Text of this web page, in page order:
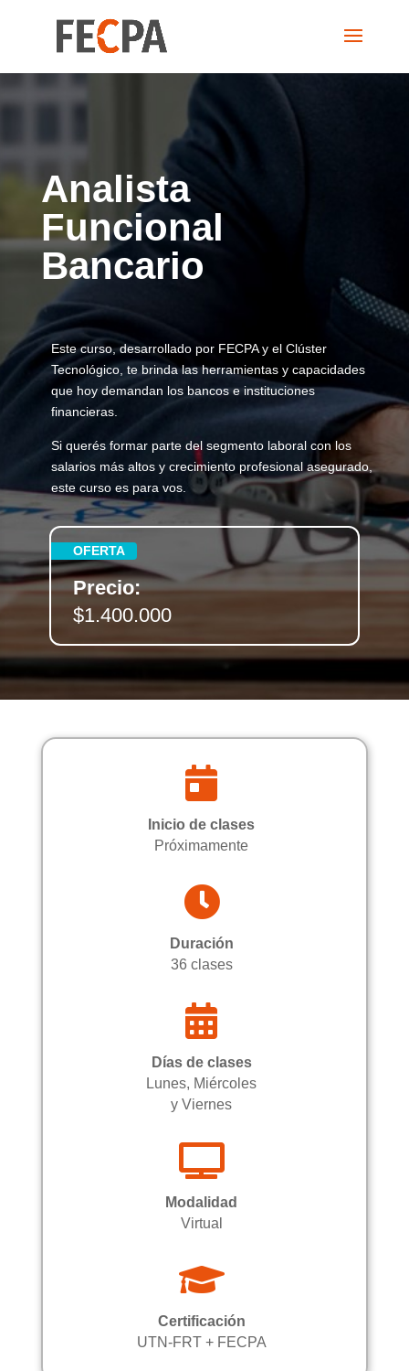
Analista
Funcional
Bancario
Este curso, desarrollado por FECPA y el Clúster
Tecnológico, te brinda las herramientas y capacidades
que hoy demandan los bancos e instituciones
financieras.
Si querés formar parte del segmento laboral con los
salarios más altos y crecimiento profesional asegurado,
este curso es para vos.
OFERTA
Precio:
$1.400.000

Inicio de clases
Próximamente

Duración
36 clases

Días de clases
Lunes, Miércoles
y Viernes

Modalidad
Virtual

Certificación
UTN-FRT + FECPA